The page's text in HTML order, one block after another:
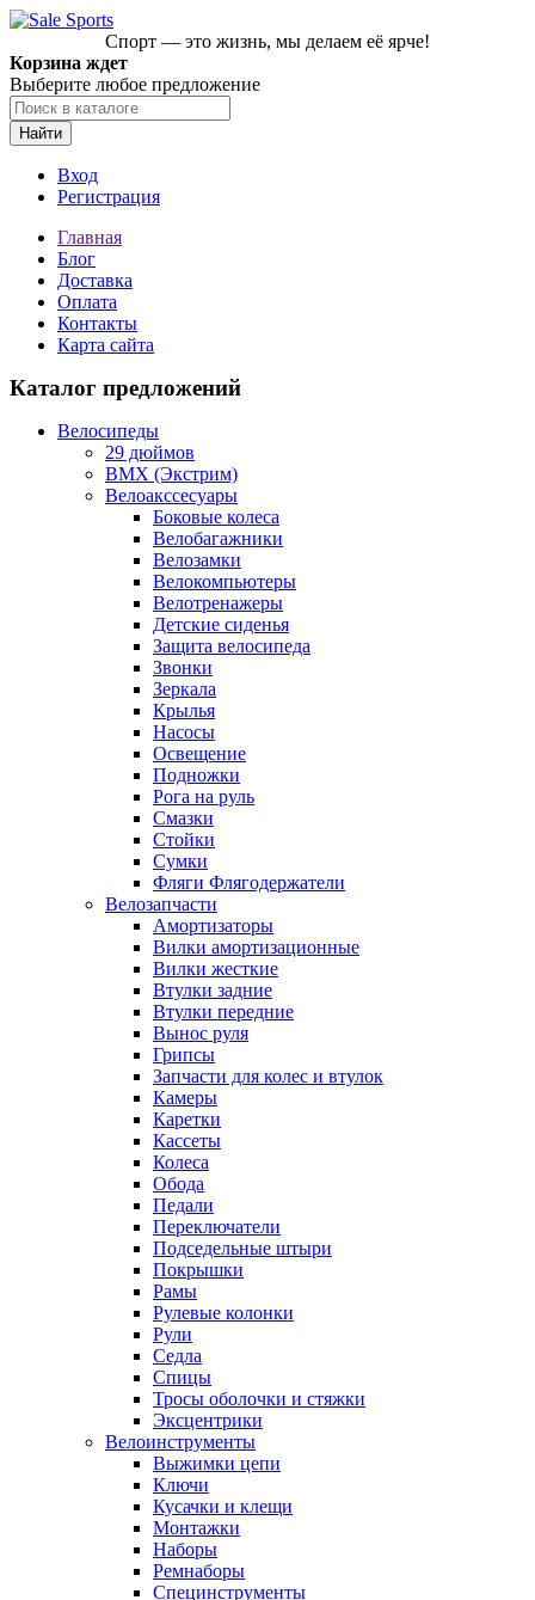
Спорт — это жизнь, мы делаем её ярче!
Корзина ждет
Выберите любое предложение
Найти
Вход
Регистрация
Главная
Блог
Доставка
Оплата
Контакты
Карта сайта
Каталог предложений
Велосипеды
29 дюймов
BMX (Экстрим)
Велоакссесуары
Боковые колеса
Велобагажники
Велозамки
Велокомпьютеры
Велотренажеры
Детские сиденья
Защита велосипеда
Звонки
Зеркала
Крылья
Насосы
Освещение
Подножки
Рога на руль
Смазки
Стойки
Сумки
Фляги Флягодержатели
Велозапчасти
Амортизаторы
Вилки амортизационные
Вилки жесткие
Втулки задние
Втулки передние
Вынос руля
Грипсы
Запчасти для колес и втулок
Камеры
Каретки
Кассеты
Колеса
Обода
Педали
Переключатели
Подседельные штыри
Покрышки
Рамы
Рулевые колонки
Рули
Седла
Спицы
Тросы оболочки и стяжки
Эксцентрики
Велоинструменты
Выжимки цепи
Ключи
Кусачки и клещи
Монтажки
Наборы
Ремнаборы
Специнструменты